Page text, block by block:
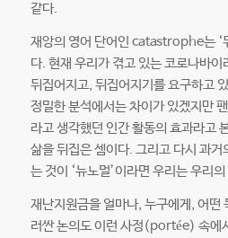
같다.
재앙의 영어 단어인 catastrophe는 ‘
다. 현재 우리가 겪고 있는 코로나바이
뒤집어지고, 뒤집어지기를 요구하고
정밀한 분석에서는 차이가 있겠지만
라고 생각했던 인간 활동의 효과라고
삶을 뒤집은 셈이다. 그리고 다시 과거
는 것이 ‘뉴노멀’이라면 우리는 우리
재난지원금을 얼마나, 누구에게, 어떤
러싼 논의도 이런 사정(portée) 속에